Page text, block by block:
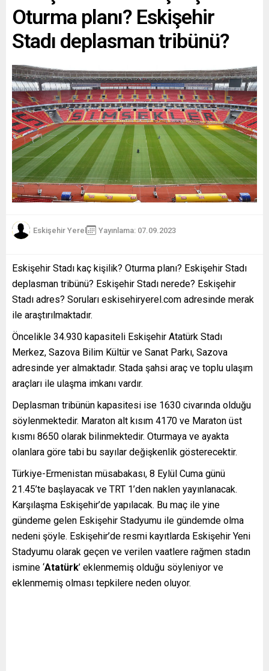
Oturma planı? Eskişehir
Stadı deplasman tribünü?
Eskişehir Yerel Yayınlama: 07.09.2023
Eskişehir Stadı kaç kişilik? Oturma planı? Eskişehir Stadı
deplasman tribünü? Eskişehir Stadı nerede? Eskişehir
Stadı adres? Soruları eskisehiryerel.com adresinde merak
ile araştırılmaktadır.
Öncelikle 34.930 kapasiteli Eskişehir Atatürk Stadı
Merkez, Sazova Bilim Kültür ve Sanat Parkı, Sazova
adresinde yer almaktadır. Stada şahsi araç ve toplu ulaşım
araçları ile ulaşma imkanı vardır.
Deplasman tribünün kapasitesi ise 1630 civarında olduğu
söylenmektedir. Maraton alt kısım 4170 ve Maraton üst
kısmı 8650 olarak bilinmektedir. Oturmaya ve ayakta
olanlara göre tabi bu sayılar değişkenlik gösterecektir.
Türkiye-Ermenistan müsabakası, 8 Eylül Cuma günü
21.45’te başlayacak ve TRT 1’den naklen yayınlanacak.
Karşılaşma Eskişehir’de yapılacak. Bu maç ile yine
gündeme gelen Eskişehir Stadyumu ile gündemde olma
nedeni şöyle. Eskişehir’de resmi kayıtlarda Eskişehir Yeni
Stadyumu olarak geçen ve verilen vaatlere rağmen stadın
ismine ‘Atatürk’ eklenmemiş olduğu söyleniyor ve
eklenmemiş olması tepkilere neden oluyor.